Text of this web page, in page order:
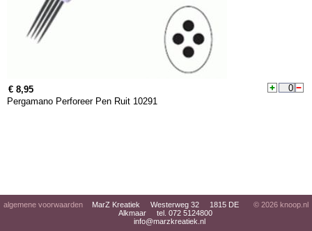
€ 8,95
Pergamano Perforeer Pen Ruit 10291
algemene voorwaarden
MarZ Kreatiek Westerweg 32 1815 DE
Alkmaar tel. 072 5124800
info@marzkreatiek.nl
© 2026 knoop.nl